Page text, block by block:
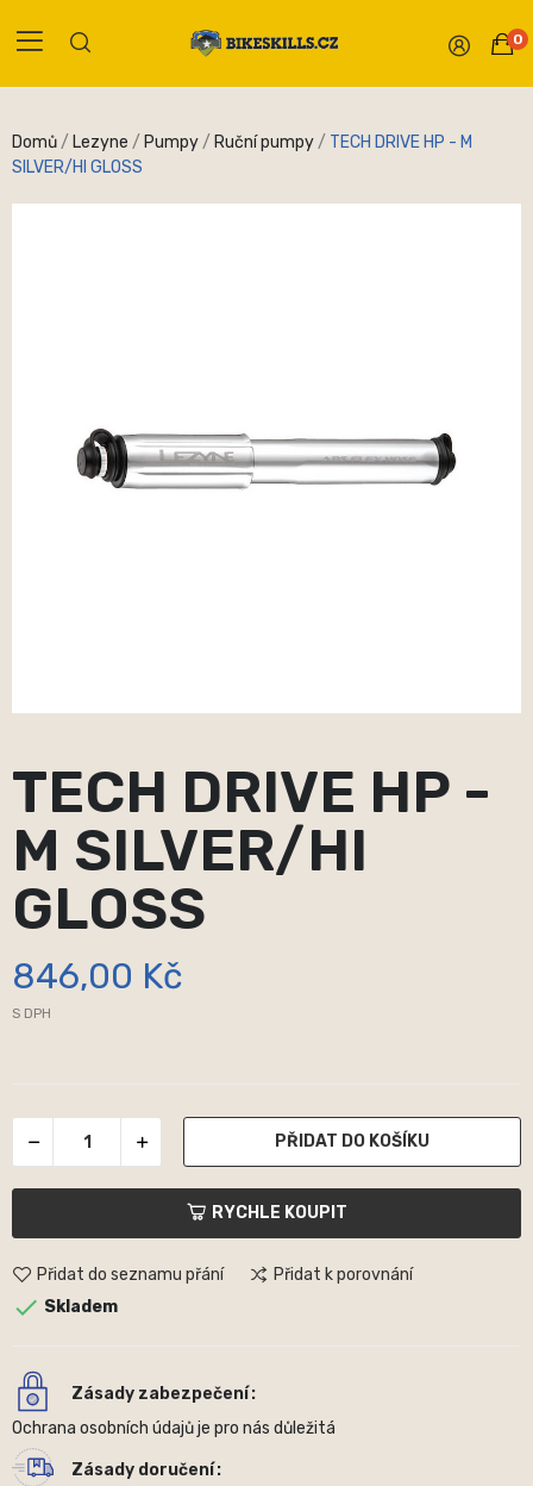
0
Domů Lezyne Pumpy Ruční pumpy
TECH DRIVE HP - M
SILVER/HI GLOSS
TECH DRIVE HP -
M SILVER/HI
GLOSS
846,00 Kč
S DPH
PŘIDAT DO KOŠÍKU
RYCHLE KOUPIT
Přidat do seznamu přání Přidat k porovnání
 Skladem
Zásady zabezpečení
Ochrana osobních údajů je pro nás důležitá
Zásady doručení